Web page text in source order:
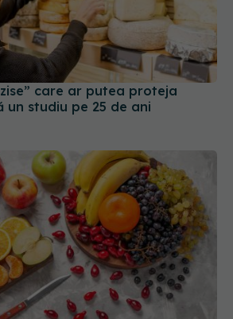
care ar putea proteja
un studiu pe 25 de ani